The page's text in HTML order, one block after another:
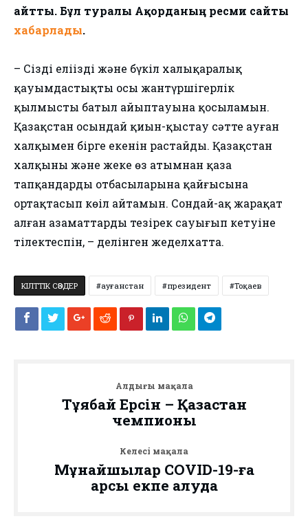
айтты. Бұл туралы Ақорданың ресми сайты
хабарлады.
– Сіздің еліңіздің және бүкіл халықаралық
қауымдастықтың осы жантүршігерлік
қылмысты батыл айыптауына қосыламын.
Қазақстан осындай қиын-қыстау сәтте ауған
халқымен бірге екенін растайды. Қазақстан
халқының және жеке өз атымнан қаза
тапқандардың отбасыларына қайғысына
ортақтасып көңіл айтамын. Сондай-ақ жарақат
алған азаматтардың тезірек сауығып кетуіне
тілектеспін, – делінген жеделхатта.
КІЛТТІК СӨЗДЕР ауғанстан президент Тоқаев
Алдыңғы мақала
Тұяқбай Ерсін – Қазақстан
чемпионы
Келесі мақала
Мұнайшылар COVID-19-ға
қарсы екпе алуда